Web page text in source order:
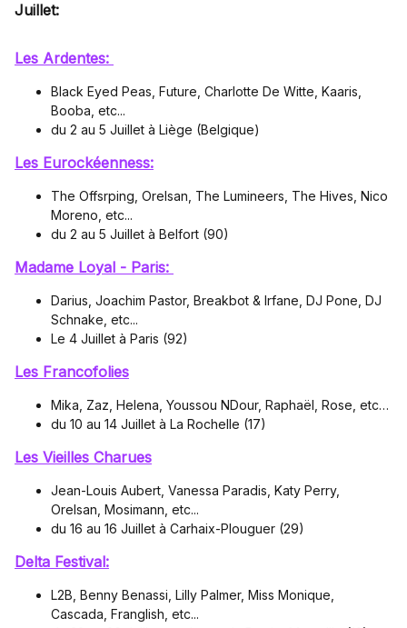
Juillet:
Les Ardentes:
Black Eyed Peas, Future, Charlotte De Witte, Kaaris,
Booba, etc...
du 2 au 5 Juillet à Liège (Belgique)
Les Eurockéenness:
The Offsrping, Orelsan, The Lumineers, The Hives, Nico
Moreno, etc...
du 2 au 5 Juillet à Belfort (90)
Madame Loyal - Paris:
Darius, Joachim Pastor, Breakbot & Irfane, DJ Pone, DJ
Schnake, etc...
Le 4 Juillet à Paris (92)
Les Francofolies
Mika, Zaz, Helena, Youssou NDour, Raphaël, Rose, etc…
du 10 au 14 Juillet à La Rochelle (17)
Les Vieilles Charues
Jean-Louis Aubert, Vanessa Paradis, Katy Perry,
Orelsan, Mosimann, etc...
du 16 au 16 Juillet à Carhaix-Plouguer (29)
Delta Festival:
L2B, Benny Benassi, Lilly Palmer, Miss Monique,
Cascada, Franglish, etc...